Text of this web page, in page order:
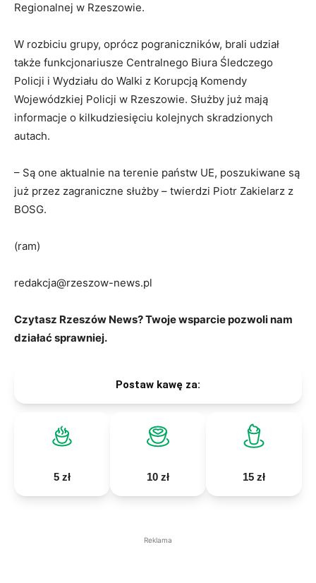
Regionalnej w Rzeszowie.
W rozbiciu grupy, oprócz pograniczników, brali udział
także funkcjonariusze Centralnego Biura Śledczego
Policji i Wydziału do Walki z Korupcją Komendy
Wojewódzkiej Policji w Rzeszowie. Służby już mają
informacje o kilkudziesięciu kolejnych skradzionych
autach.
– Są one aktualnie na terenie państw UE, poszukiwane są
już przez zagraniczne służby – twierdzi Piotr Zakielarz z
BOSG.
(ram)
redakcja@rzeszow-news.pl
Czytasz Rzeszów News? Twoje wsparcie pozwoli nam
działać sprawniej.
Postaw kawę za:
5 zł 10 zł 15 zł
Reklama